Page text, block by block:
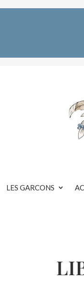
LES GARCONS